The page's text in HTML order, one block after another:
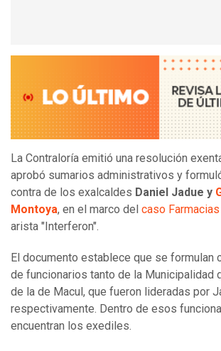
La Contraloría emitió una resolución
aprobó sumarios administrativos y
contra de los exalcaldes Daniel Jadue y
Montoya, en el marco del caso
arista "Interferon".
El documento establece que se formulan
de funcionarios tanto de la Municipalidad
de la de Macul, que fueron lideradas por
respectivamente. Dentro de esos
encuentran los exediles.